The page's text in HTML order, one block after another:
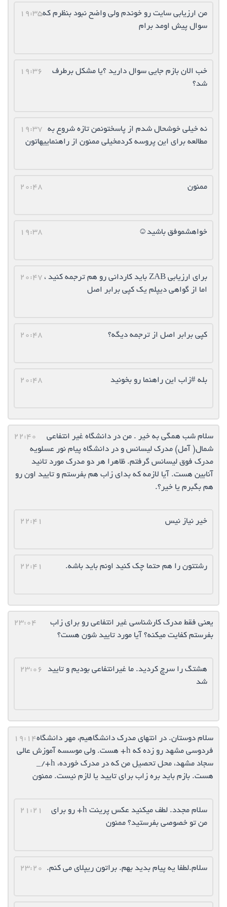
19:35من ارزیابی سایت رو خوندم ولی واضح نبود بنظرم که
سوال پیش اومد برام
19:36
خب الان بازم جایی سوال دارید ؟یا مشکل برطرف
شد؟
19:37
نه خیلی خوشحال شدم از پاسختونمن تازه شروع به
مطالعه برای این پروسه کردمخیلی ممنون از راهنماییهاتون
20:48 ممنون
19:38 خواهشموفق باشید☺️
20:47 برای ارزیابی ZAB باید کاردانی رو هم ترجمه کنید ،
اما از گواهی دیپلم یک کپی برابر اصل
20:48 کپی برابر اصل از ترجمه دیگه؟
20:48 بله #زاب این راهنما رو بخونید
22:40
سلام شب همگی به خیر . من در دانشگاه غیر انتفاعی
شمال( آمل) مدرک لیسانس و در دانشگاه پیام نور عسلویه
مدرک فوق لیسانس گرفتم. ظاهرا هر دو مدرک مورد تائید
آنابین هست. آیا لازمه که بدای زاب هم بفرستم و تایید اون رو
هم بگبرم یا خیر؟.
22:41 خیر نیاز نیس
22:41 رشتتون را هم حتما چک کنید اونم باید باشه.
23:04
یعنی فقط مدرک کارشناسی غیر انتفاعی رو برای زاب
بفرستم کفایت میکنه؟ آیا مورد تایید شون هست؟
23:06
هشتگ را سرچ کردید. ما غیرانتفاعی بودیم و تایید
شد
19:14سلام دوستان. در انتهای مدرک دانشگاهیم، مهر دانشگاه
فردوسی مشهد رو زده که h+ هست. ولی موسسه آموزش عالی
سجاد مشهد، محل تحصیل من که در مدرک خورده، h+/_
هست. بازم باید بره زاب برای تایید یا لازم نیست. ممنون
21:21
سلام مجدد. لطف میکنید عکس پرینت h+ رو برای
من تو خصوصی بفرستید؟ ممنون
23:20 سلام.لطفا یه پیام بدید بهم. براتون ریپلای می کنم.